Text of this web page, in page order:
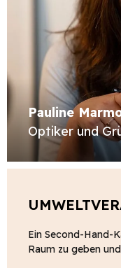
Pauline
Optiker und
Ein Second-Hand-
Raum zu geben